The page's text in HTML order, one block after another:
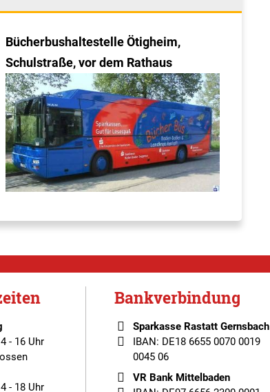
Bücherbushaltestelle Ötigheim,
Schulstraße, vor dem Rathaus
- 16 Uhr
- 18 Uhr
Bankverbindung
Sparkasse Rastatt Gernsbach
IBAN: DE18 6655 0070 0019
0045 06
VR Bank Mittelbaden